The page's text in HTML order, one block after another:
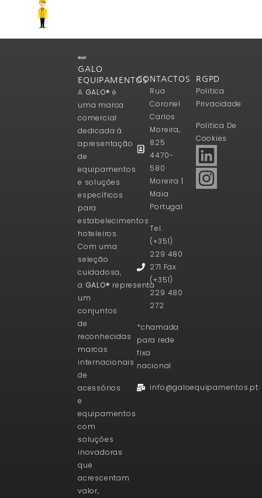
GALO
EQUIPAMENTOS
A GALO® é
uma marca
comercial
dedicada à
apresentação
de
equipamentos
e soluções
específicos
para
estabelecimentos
hoteleiros.
Com uma
seleção
cuidadosa,
a GALO® representa
um
conjuntos
de
reconhecidas
marcas
internacionais
de
acessórios
e
equipamentos
com
soluções
inovadoras
que
acrescentam
valor,
CONTACTOS
Rua
Coronel
Carlos
Moreira,
825
4470-
580
Moreira |
Maia
Portugal
Tel.
(+351)
229 480
271 Fax.
(+351)
229 480
272
*chamada
para rede
fixa
nacional
info@galoequipamentos.pt
RGPD
Politica
Privacidade
Politica De
Cookies